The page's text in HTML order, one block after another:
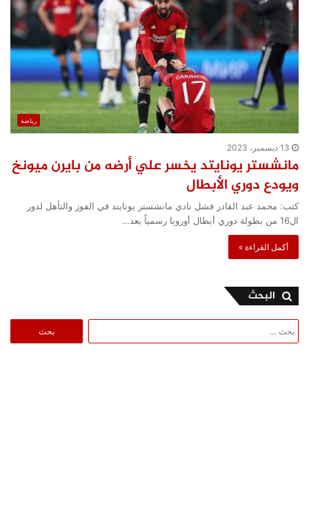
رياضة
13 ديسمبر، 2023
مانشستر يونايتد يخسر علي أرضه من بايرن ميونخ
ويودع دوري الأبطال
كتب: محمد عبد القادر فشل نادي مانشستر يونايتد في الفوز والتأهل لدور
ال16 من بطولة دوري أبطال أوروبا رسمياً بعد…
أكمل القراءة »
البحث
عن: